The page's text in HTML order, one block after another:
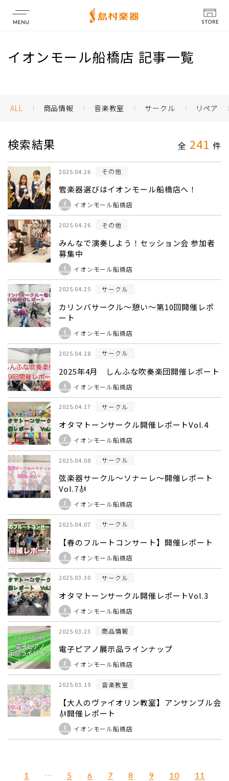
店舗情報
イオンモール船橋店 記事一覧
ALL 商品情報 音楽教室 サークル リペア
検索結果 全 241 件
2025.04.26 その他
管楽器選びはイオンモール船橋店へ！
イオンモール船橋店
2025.04.26 その他
みんなで演奏しよう！セッション会 参加者
募集中
イオンモール船橋店
2025.04.25 サークル
カリンバサークル～憩い～第10回開催レポ
ート
イオンモール船橋店
2025.04.18 サークル
2025年4月 しんふな吹奏楽団開催レポート
イオンモール船橋店
2025.04.17 サークル
オタマトーンサークル開催レポートVol.4
イオンモール船橋店
2025.04.08 サークル
弦楽器サークル～ソナーレ～開催レポート
Vol.7🎻
イオンモール船橋店
2025.04.07 サークル
【春のフルートコンサート】開催レポート
イオンモール船橋店
2025.03.30 サークル
オタマトーンサークル開催レポートVol.3
イオンモール船橋店
2025.03.23 商品情報
電子ピアノ展示品ラインナップ
イオンモール船橋店
2025.03.19 音楽教室
【大人のヴァイオリン教室】アンサンブル会
🎻開催レポート
イオンモール船橋店
1 … 5 6 7 8 9 10
11